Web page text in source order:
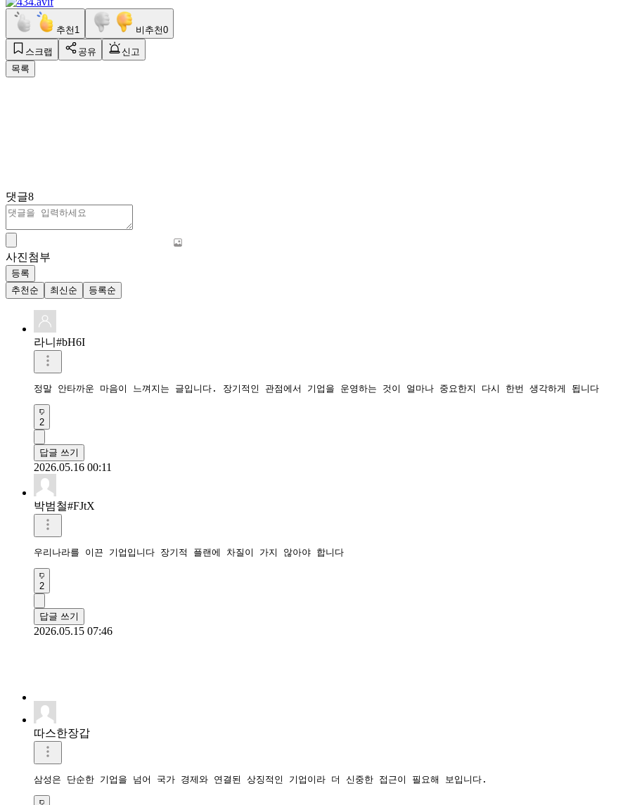
추천 1 비추천0
스크랩 공유
신고
목록
댓글8
사진첨부
등록
추천순
최신순 등록순
라니#bH6I
정말 안타까운 마음이 느껴지는 글입니다. 장기적인 관점에서 기업을 운영하는 것이 얼마나 중요한지 다시 한번 생각하게 됩니다
2
답글 쓰기
2026.05.16 00:11
박범철#FJtX
우리나라를 이끈 기업입니다 장기적 플랜에 차질이 가지 않아야 합니다
2
답글 쓰기
2026.05.15 07:46
따스한장갑
삼성은 단순한 기업을 넘어 국가 경제와 연결된 상징적인 기업이라 더 신중한 접근이 필요해 보입니다.